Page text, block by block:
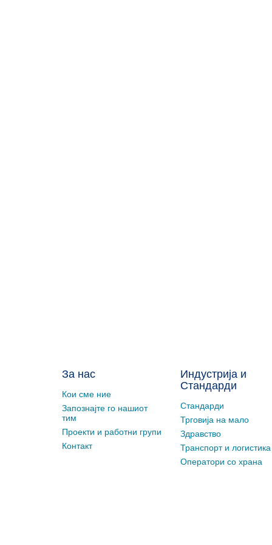
За нас
Кои сме ние
Запознајте го нашиот
тим
Проекти и работни групи
Контакт
Индустрија и
Стандарди
Стандарди
Трговија на мало
Здравство
Транспорт и логистика
Оператори со храна